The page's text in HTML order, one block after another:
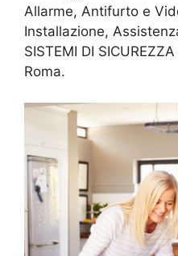
Allarme, Antifurto e
Installazione,
SISTEMI DI
Roma.